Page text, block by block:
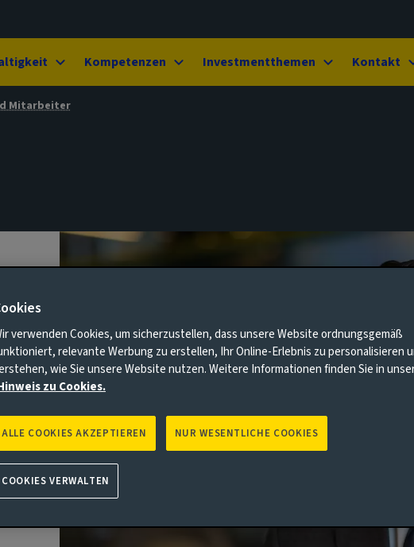
Kompetenzen Investmentthemen Kontakt
Mitarbeiter
verwenden Cookies, um sicherzustellen, dass unsere Website ordnungsgemäß
relevante Werbung zu erstellen, Ihr Online-Erlebnis zu personalisieren
wie Sie unsere Website nutzen. Weitere Informationen finden Sie in
zu Cookies.
NUR WESENTLICHE COOKIES
ALLE COOKIES AKZEPTIEREN
COOKIES VERWALTEN